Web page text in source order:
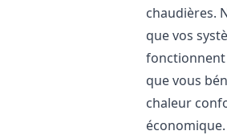
chaudières.
que vos
que vous
chaleur